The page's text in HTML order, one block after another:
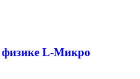
L-Микро